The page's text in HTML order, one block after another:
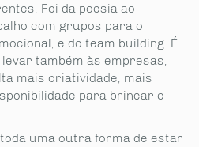
Foi da poesia ao
com grupos para o
e do team building. É
também às empresas,
mais criatividade, mais
para brincar e
uma outra forma de estar